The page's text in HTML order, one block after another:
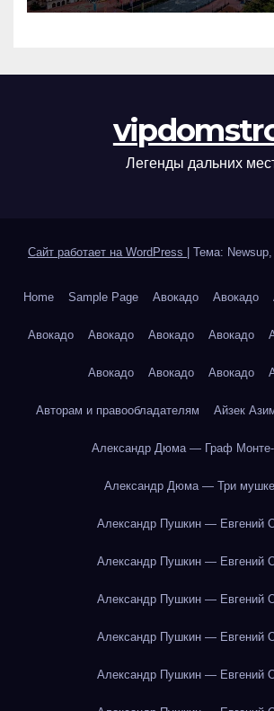
Легенды дальних
Сайт работает на WordPress Тема: Newsup,
Home Sample Page Авокадо Авокадо
Авокадо Авокадо Авокадо Авокадо
Авокадо Авокадо Авокадо
Авторам и правообладателям Айзек
Александр Дюма — Граф Монте-
Александр Дюма — Три
Александр Пушкин — Евгений
Александр Пушкин — Евгений
Александр Пушкин — Евгений
Александр Пушкин — Евгений
Александр Пушкин — Евгений